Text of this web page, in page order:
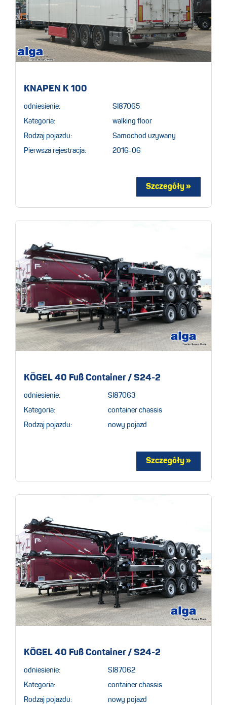
KNAPEN K 100
odniesienie: SI87065
Kategoria: walking floor
Rodzaj pojazdu: Samochod uzywany
Pierwsza rejestracja: 2016-06
KÖGEL 40 Fuß Container / S24-2
odniesienie: SI87063
Kategoria: container chassis
Rodzaj pojazdu: nowy pojazd
KÖGEL 40 Fuß Container / S24-2
odniesienie: SI87062
Kategoria: container chassis
Rodzaj pojazdu: nowy pojazd